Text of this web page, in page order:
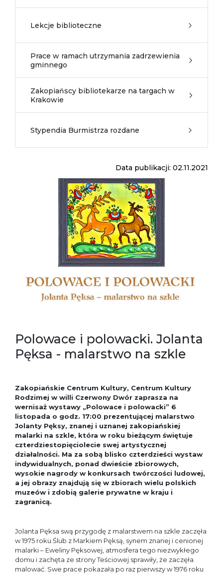
Lekcje biblioteczne
Prace w ramach utrzymania zadrzewienia
gminnego
Zakopiańscy bibliotekarze na targach w
Krakowie
Stypendia Burmistrza rozdane
Data publikacji: 02.11.2021
Polowace i polowacki. Jolanta
Pęksa - malarstwo na szkle
Zakopiańskie Centrum Kultury, Centrum Kultury
Rodzimej w willi Czerwony Dwór zaprasza na
wernisaż wystawy „Polowace i polowacki” 6
listopada o godz. 17:00 prezentującej malarstwo
Jolanty Pęksy, znanej i uznanej zakopiańskiej
malarki na szkle, która w roku bieżącym świętuje
czterdziestopięciolecie swej artystycznej
działalności. Ma za sobą blisko czterdzieści wystaw
indywidualnych, ponad dwieście zbiorowych,
wysokie nagrody w konkursach twórczości ludowej,
a jej obrazy znajdują się w zbiorach wielu polskich
muzeów i zdobią galerie prywatne w kraju i
zagranicą.
Jolanta Pęksa swą przygodę z malarstwem na szkle zaczęła
w 1975 roku.Ślub z Markiem Pęksą, synem znanej i cenionej
malarki – Eweliny Pęksowej, atmosfera tego niezwykłego
domu i zachęta ze strony Teściowej sprawiły, że zaczęła
malować. Swe prace pokazała po raz pierwszy w 1976 roku